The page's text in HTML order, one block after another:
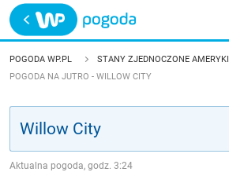
Trwa ładowanie
POLSKA
POGODA WP.PL
STANY ZJEDNOCZONE AMERYKI
POGODA NA JUTRO - WILLOW CITY
Aktualna pogoda, godz. 3:24